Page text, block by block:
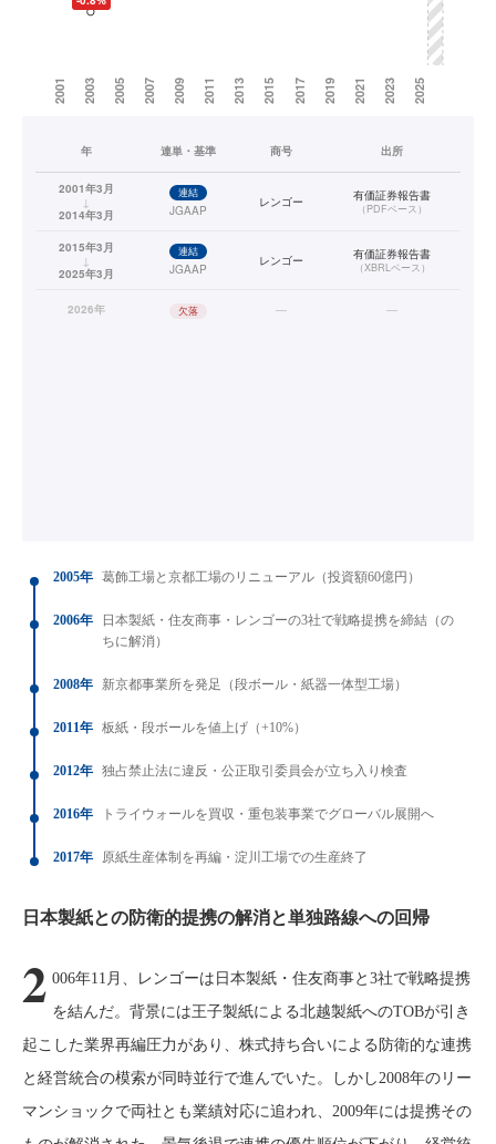
年 連単・基準 商号 出所
2001年3月
↓
2014年3月
連結
JGAAP
レンゴー 有価証券報告書
（PDFベース）
2015年3月
↓
2025年3月
連結
JGAAP
レンゴー 有価証券報告書
（XBRLベース）
2026年 欠落 — —
2005年 葛飾工場と京都工場のリニューアル（投資額60億円）
2006年
日本製紙・住友商事・レンゴーの3社で戦略提携を締結（の
ちに解消）
2008年 新京都事業所を発足（段ボール・紙器一体型工場）
2011年 板紙・段ボールを値上げ（+10%）
2012年 独占禁止法に違反・公正取引委員会が立ち入り検査
2016年 トライウォールを買収・重包装事業でグローバル展開へ
2017年 原紙生産体制を再編・淀川工場での生産終了
日本製紙との防衛的提携の解消と単独路線への回帰
2 006年11月、レンゴーは日本製紙・住友商事と3社で戦略提携
を結んだ。背景には王子製紙による北越製紙へのTOBが引き
起こした業界再編圧力があり、株式持ち合いによる防衛的な連携
と経営統合の模索が同時並行で進んでいた。しかし2008年のリー
マンショックで両社とも業績対応に追われ、2009年には提携その